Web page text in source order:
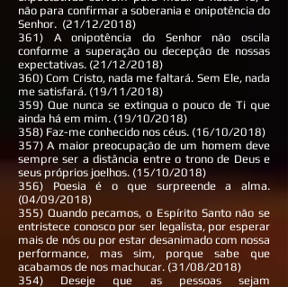
não para confirmar a soberania e onipotência do
Senhor. (21/12/2018)
361) A onipotência do Senhor não oscila
conforme a superação ou decepção de nossas
expectativas. (21/12/2018)
360) Com Cristo, nada me faltará. Sem Ele, nada
me satisfará. (19/11/2018)
359) Que nunca se extingua o pouco de Ti que
ainda há em mim. (19/10/2018)
358) Faz-me conhecido nos céus. (16/10/2018)
357) A maior preocupação de um homem deve
sempre ser a distância entre o trono de Deus e
seus próprios joelhos. (15/10/2018)
356) Poesia é o que surpreende a alma.
(04/09/2018)
355) Quando pecamos, o Espírito Santo não se
entristece conosco por ser legalista, por esperar
mais de nós ou por estar desanimado com nossa
performance, mas sim, porque sabe que
acabamos de nos machucar. (31/08/2018)
354) Deseje que as pessoas sejam